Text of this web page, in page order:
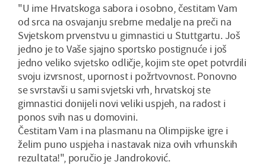
"U ime Hrvatskoga sabora i osobno, čestitam Vam
od srca na osvajanju srebrne medalje na preči na
Svjetskom prvenstvu u gimnastici u Stuttgartu. Još
jedno je to Vaše sjajno sportsko postignuće i još
jedno veliko svjetsko odličje, kojim ste opet potvrdili
svoju izvrsnost, upornost i požrtvovnost. Ponovno
se svrstavši u sami svjetski vrh, hrvatskoj ste
gimnastici donijeli novi veliki uspjeh, na radost i
ponos svih nas u domovini.
Čestitam Vam i na plasmanu na Olimpijske igre i
želim puno uspjeha i nastavak niza ovih vrhunskih
rezultata!", poručio je Jandroković.